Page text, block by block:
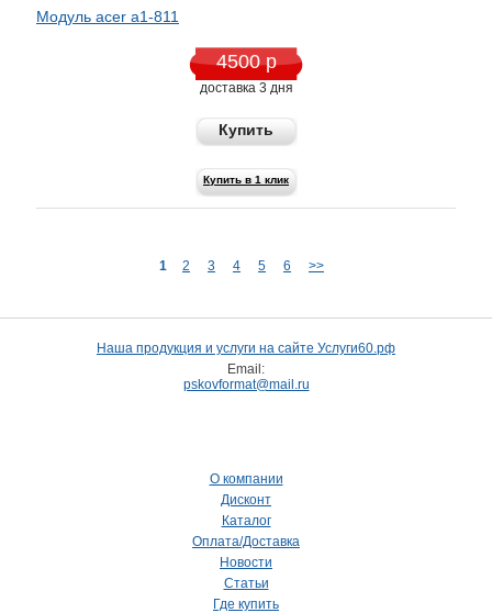
Модуль acer а1-811
4500 р
доставка 3 дня
Купить
Купить в 1 клик
1 2 3 4 5 6 >>
Наша продукция и услуги на сайте Услуги60.рф
Email:
pskovformat@mail.ru
О компании
Дисконт
Каталог
Оплата/Доставка
Новости
Статьи
Где купить